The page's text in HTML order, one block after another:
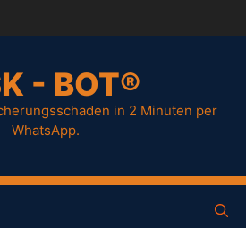
- BOT®
in 2 Minuten per
WhatsApp.